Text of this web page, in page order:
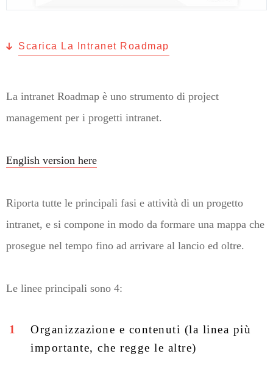
Scarica La Intranet Roadmap
La intranet Roadmap è uno strumento di project
management per i progetti intranet.
English version here
Riporta tutte le principali fasi e attività di un progetto
intranet, e si compone in modo da formare una mappa che
prosegue nel tempo fino ad arrivare al lancio ed oltre.
Le linee principali sono 4:
Organizzazione e contenuti (la linea più
importante, che regge le altre)